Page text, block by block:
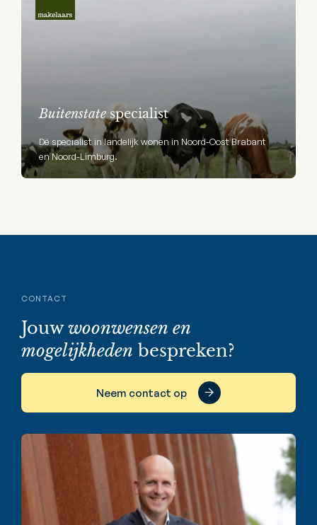
Buitenstatespecialist
Dé specialist in landelijk wonen in Noord-Oost Brabant
en Noord-Limburg.
CONTACT
Jouwwoonwensen en
mogelijkheden bespreken?
Neem contact op